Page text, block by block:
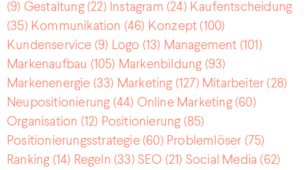
(9) Gestaltung(22) Instagram (24) Kaufentscheidung
(35) Kommunikation (46) Konzept (100)
Kundenservice (9) Logo (13) Management (101)
Markenaufbau (105) Markenbildung(93)
Markenenergie (33) Marketing(127) Mitarbeiter (28)
Neupositionierung(44) Online Marketing(60)
Organisation (12) Positionierung(85)
Positionierungsstrategie(60) Problemlöser (75)
Ranking(14) Regeln (33) SEO (21) Social Media (62)